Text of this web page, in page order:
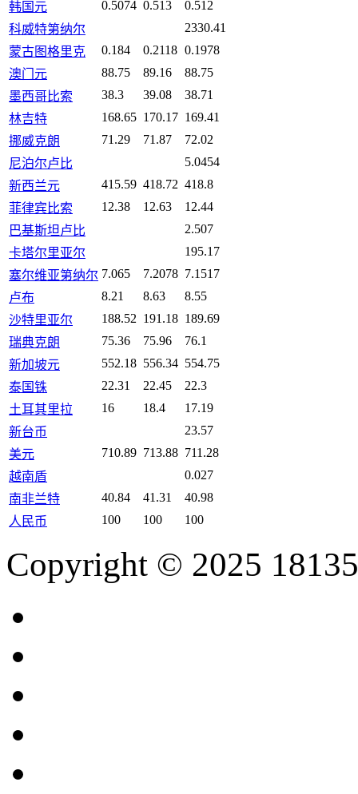
韩国元 0.5074 0.513
0.512
科威特第纳尔
2330.41
蒙古图格里克
0.184 0.2118 0.1978
澳门元
88.75 89.16
88.75
墨西哥比索
38.3 39.08
38.71
林吉特
168.65 170.17 169.41
挪威克朗
71.29 71.87
72.02
尼泊尔卢比
5.0454
新西兰元
415.59 418.72 418.8
菲律宾比索
12.38 12.63
12.44
巴基斯坦卢比
2.507
卡塔尔里亚尔
195.17
塞尔维亚第纳尔 7.065 7.2078 7.1517
卢布
8.21 8.63
8.55
沙特里亚尔
188.52 191.18 189.69
瑞典克朗
75.36 75.96
76.1
新加坡元
552.18 556.34 554.75
泰国铢
22.31 22.45
22.3
土耳其里拉
16 18.4
17.19
新台币
23.57
美元
710.89 713.88 711.28
越南盾
0.027
南非兰特
40.84 41.31
40.98
人民币
100 100 100
Copyright © 2025